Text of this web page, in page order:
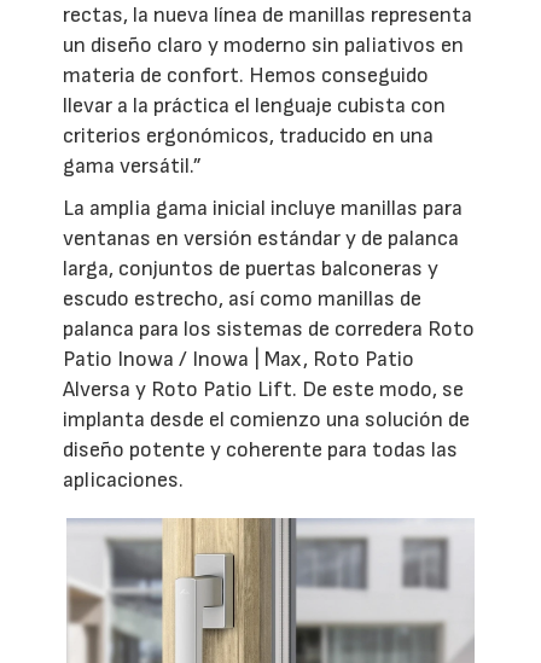
rectas, la nueva línea de manillas representa
un diseño claro y moderno sin paliativos en
materia de confort. Hemos conseguido
llevar a la práctica el lenguaje cubista con
criterios ergonómicos, traducido en una
gama versátil.”
La amplia gama inicial incluye manillas para
ventanas en versión estándar y de palanca
larga, conjuntos de puertas balconeras y
escudo estrecho, así como manillas de
palanca para los sistemas de corredera Roto
Patio Inowa / Inowa | Max, Roto Patio
Alversa y Roto Patio Lift. De este modo, se
implanta desde el comienzo una solución de
diseño potente y coherente para todas las
aplicaciones.